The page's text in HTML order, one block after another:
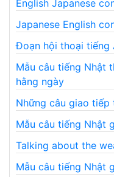
English Japanese
Japanese English
Đoạn hội thoại tiếng
Mẫu câu tiếng Nhật
hằng ngày
Những câu giao
Mẫu câu tiếng Nhật
Talking about the
Mẫu câu tiếng Nhật